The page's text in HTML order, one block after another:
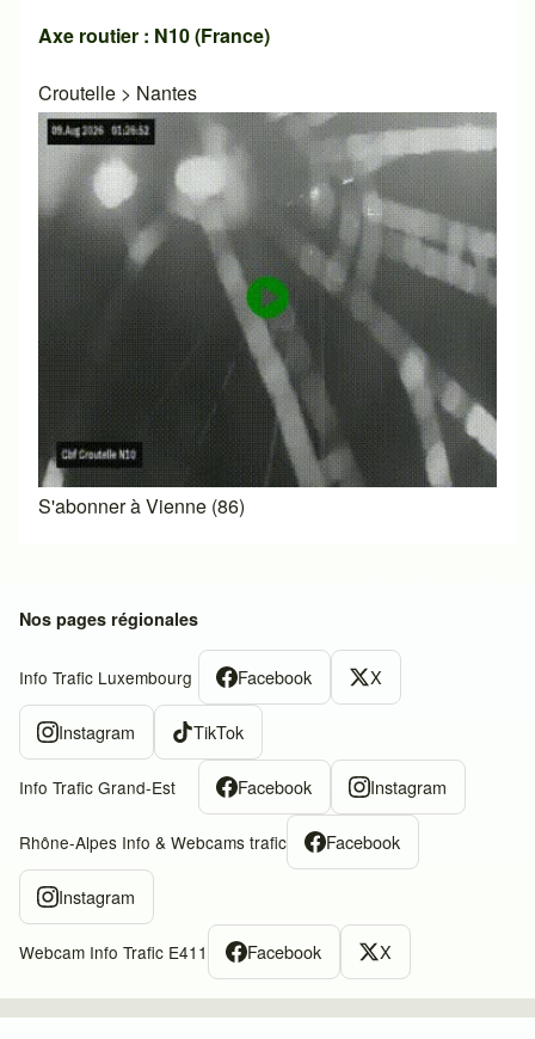
Axe routier : N10 (France)
Croutelle > Nantes
S'abonner à Vienne (86)
Nos pages régionales
Info Trafic Luxembourg Facebook X
Instagram TikTok
Info Trafic Grand-Est Facebook Instagram
Rhône-Alpes Info & Webcams trafic Facebook
Instagram
Webcam Info Trafic E411 Facebook X